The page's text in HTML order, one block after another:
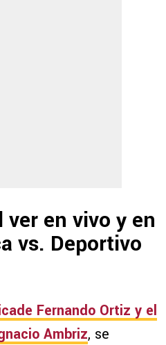
ver en vivo y en
vs. Deportivo
Fernando Ortiz y el
Ambriz, se